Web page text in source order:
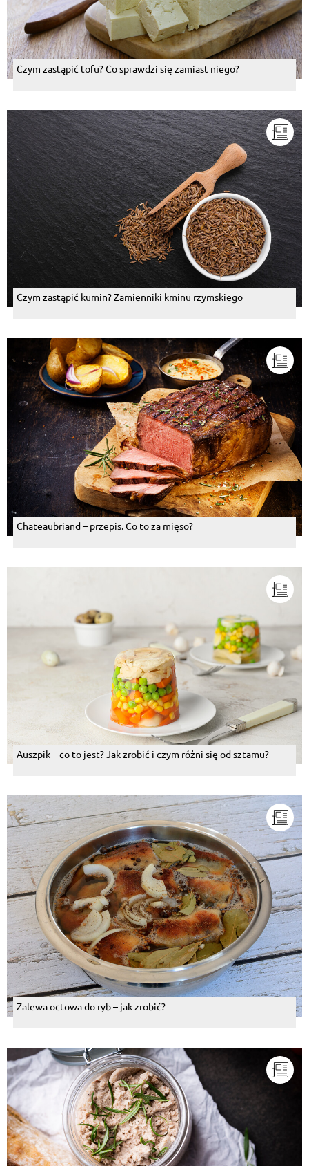
Czym zastąpić tofu? Co sprawdzi się zamiast niego?
Czym zastąpić kumin? Zamienniki kminu rzymskiego
Chateaubriand – przepis. Co to za mięso?
Auszpik – co to jest? Jak zrobić i czym różni się od sztamu?
Zalewa octowa do ryb – jak zrobić?